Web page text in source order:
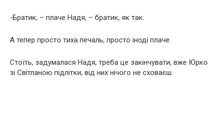
-Братик, – плаче Надя, – братик, як так.
А тепер просто тиха печаль, просто іноді плаче.
Стоїть, задумалася Надя, треба це закінчувати, вже Юрко
зі Світланою підлітки, від них нічого не сховаєш.